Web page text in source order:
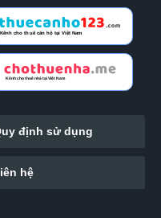
định sử dụng
hệ